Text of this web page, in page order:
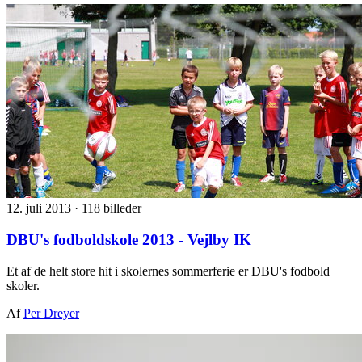
12. juli 2013 · 118 billeder
DBU's fodboldskole 2013 - Vejlby IK
Et af de helt store hit i skolernes sommerferie er DBU's fodbold
skoler.
AfPer Dreyer